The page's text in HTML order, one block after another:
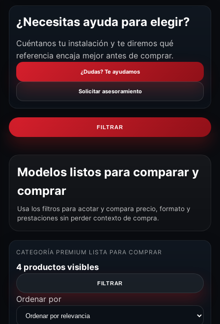
¿Necesitas ayuda para elegir?
Cuéntanos tu instalación y te diremos qué
referencia encaja mejor antes de comprar.
¿Dudas? Te ayudamos
Solicitar asesoramiento
FILTRAR
Modelos listos para comparar y
comprar
Usa los filtros para acotar y compara precio, formato y
prestaciones sin perder contexto de compra.
CATEGORÍA PREMIUM LISTA PARA COMPRAR
4 productos visibles
FILTRAR
Ordenar por